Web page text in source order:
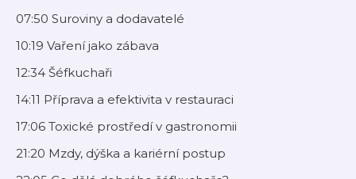
07:50 Suroviny a dodavatelé
10:19 Vaření jako zábava
12:34 Šéfkuchaři
14:11 Příprava a efektivita v restauraci
17:06 Toxické prostředí v gastronomii
21:20 Mzdy, dýška a kariérní postup